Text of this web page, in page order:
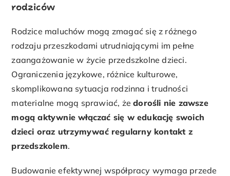
rodziców
Rodzice maluchów mogą zmagać się z różnego
rodzaju przeszkodami utrudniającymi im pełne
zaangażowanie w życie przedszkolne dzieci.
Ograniczenia językowe, różnice kulturowe,
skomplikowana sytuacja rodzinna i trudności
materialne mogą sprawiać, żedorośli nie zawsze
mogą aktywnie włączać się w edukację swoich
dzieci oraz utrzymywać regularny kontakt z
przedszkolem.
Budowanie efektywnej współpracy wymaga przede